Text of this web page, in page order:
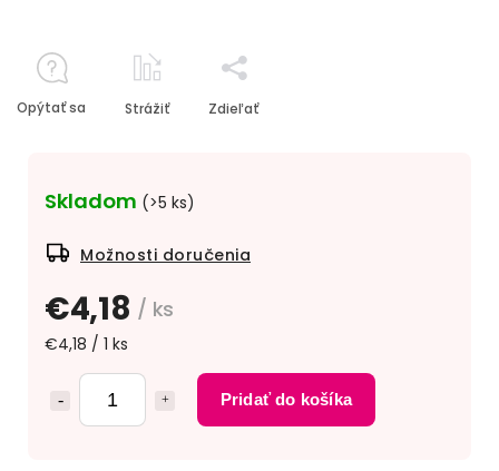
€4,18 / ks
€4,18 / 1 ks
Pridať do košíka
Skladom (>5 ks)
Možnosti doručenia
Opýtať sa Strážiť Zdieľať